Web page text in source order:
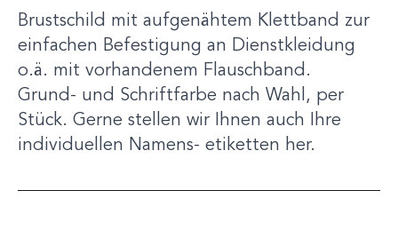
Brustschild mit aufgenähtem Klettband zur
einfachen Befestigung an Dienstkleidung
o.ä. mit vorhandenem Flauschband.
Grund- und Schriftfarbe nach Wahl, per
Stück. Gerne stellen wir Ihnen auch Ihre
individuellen Namens- etiketten her.